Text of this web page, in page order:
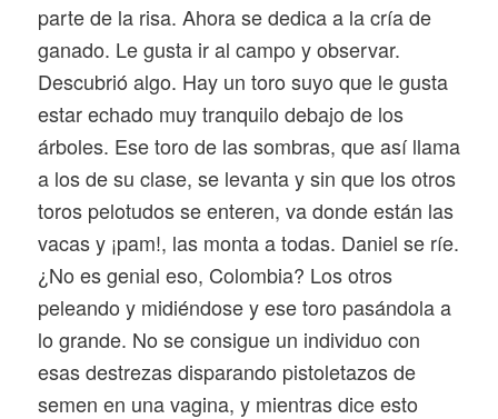
parte de la risa. Ahora se dedica a la cría de
ganado. Le gusta ir al campo y observar.
Descubrió algo. Hay un toro suyo que le gusta
estar echado muy tranquilo debajo de los
árboles. Ese toro de las sombras, que así llama
a los de su clase, se levanta y sin que los otros
toros pelotudos se enteren, va donde están las
vacas y ¡pam!, las monta a todas. Daniel se ríe.
¿No es genial eso, Colombia? Los otros
peleando y midiéndose y ese toro pasándola a
lo grande. No se consigue un individuo con
esas destrezas disparando pistoletazos de
semen en una vagina, y mientras dice esto